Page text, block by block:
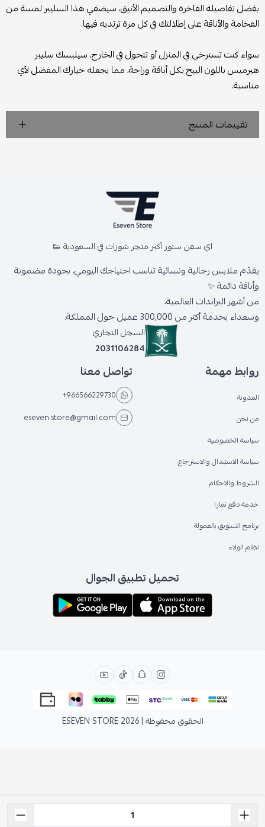
بفضل تفاصيله الفاخرة والتصميم الأنيق، سيضفي هذا السليبر لمسة من
الفخامة والأناقة على إطلالتك في كل مرة ترتديه فيها.
سواء كنت تسترخي في المنزل أو تتجول في الخارج، سيلبسك سليبر
هيرميس باللون البيج بكل أناقة وراحة، مما يجعله خيارك المفضل لأي
مناسبة.
تقييمات المنتج
اي سفن ستور أكبر متجر شوزات في السعودية 👟
يقدّم ملابس رجالية ونسائية تناسب احتياجك اليومي، بجودة مضمونة
وأناقة دائمة ✨
من أشهر البراندات العالمية،
وسعداء بخدمة أكثر من 300,000 عميل حول المملكة.
السجل التجاري
2031106284
روابط مهمة
المدونة
من نحن
سياسة الخصوصية
سياسة الاستبدال والاسترجاع
الشروط والاحكام
خدمة دفع تمارا
برنامج التسويق بالعمولة
نظام الولاء
تواصل معنا
+966566229730
eseven.store@gmail.com
تحميل تطبيق الجوال
الحقوق محفوظة | 2026 ESEVEN STORE